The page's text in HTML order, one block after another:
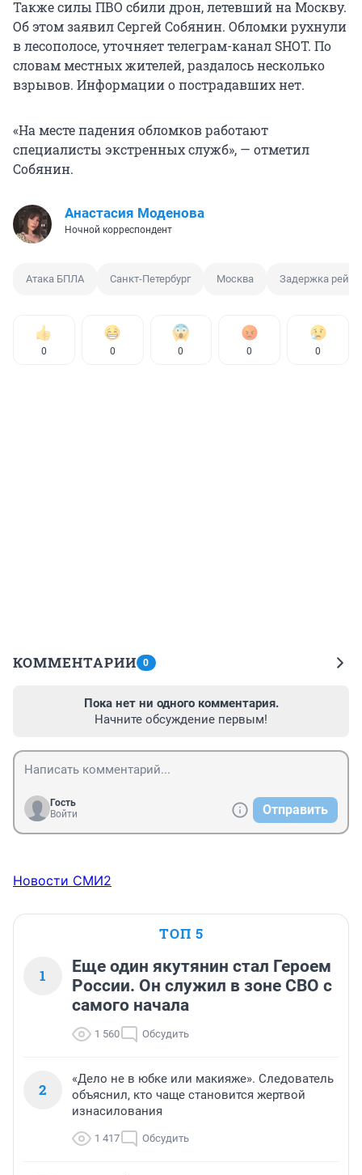
Также силы ПВО сбили дрон, летевший на Москву.
Об этом заявил Сергей Собянин. Обломки рухнули
в лесополосе, уточняет телеграм-канал SHOT. По
словам местных жителей, раздалось несколько
взрывов. Информации о пострадавших нет.
«На месте падения обломков работают
специалисты экстренных служб», — отметил
Собянин.
Анастасия Моденова
Ночной корреспондент
Атака БПЛА Санкт-Петербург Москва Задержка рейса
0 0 0 0 0
КОММЕНТАРИИ 0
Пока нет ни одного комментария.
Начните обсуждение первым!
Гость
Войти
Отправить
Новости СМИ2
ТОП 5
1
Еще один якутянин стал Героем
России. Он служил в зоне СВО с
самого начала
1 560 Обсудить
2
«Дело не в юбке или макияже». Следователь
объяснил, кто чаще становится жертвой
изнасилования
1 417 Обсудить